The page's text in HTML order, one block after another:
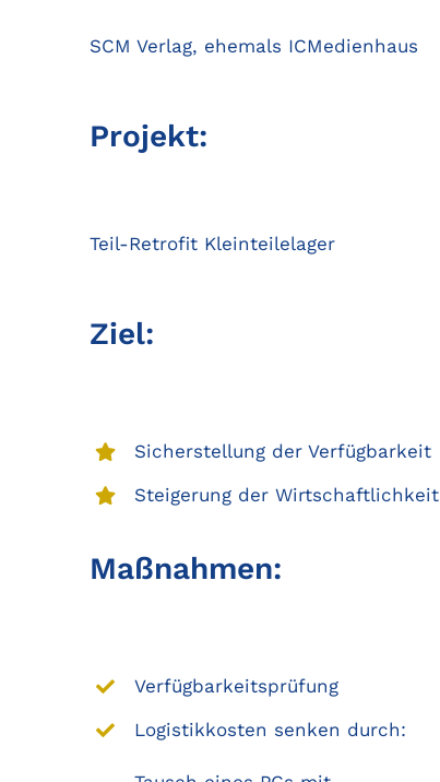
SCM Verlag, ehemals ICMedienhaus
Projekt:
Teil-Retrofit Kleinteilelager
Ziel:
Sicherstellung der Verfügbarkeit
Steigerung der Wirtschaftlichkeit
Maßnahmen:
Verfügbarkeitsprüfung
Logistikkosten senken durch: